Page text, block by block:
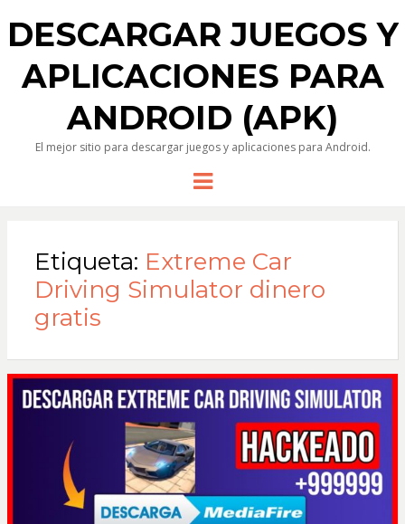
DESCARGAR JUEGOS Y
APLICACIONES PARA
ANDROID (APK)
El mejor sitio para descargar juegos y aplicaciones para Android.
Menu
Etiqueta: Extreme Car
Driving Simulator dinero
gratis